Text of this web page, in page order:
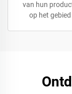
van hun
op het